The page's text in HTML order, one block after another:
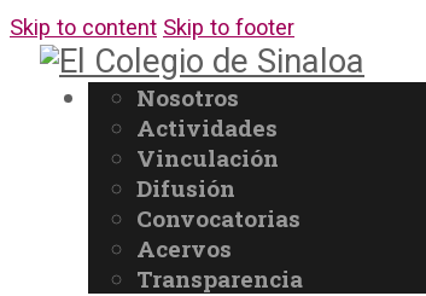
Skip to content Skip to footer
Nosotros
Actividades
Vinculación
Difusión
Convocatorias
Acervos
Transparencia